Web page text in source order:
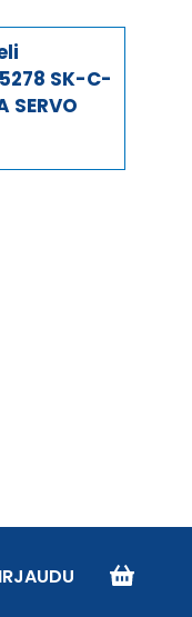
5278 SK-C-
SERVO